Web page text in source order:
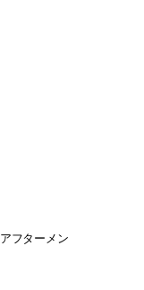
アフターメン